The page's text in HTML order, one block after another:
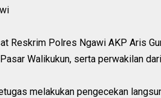
Reskrim Polres Ngawi AKP Aris
Walikukun, serta perwakilan
melakukan pengecekan